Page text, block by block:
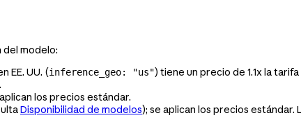
del modelo:
EE. UU. (inference_geo: "us") tiene un precio de 1.1x la
aplican los precios estándar.
Disponibilidad de modelos); se aplican los precios